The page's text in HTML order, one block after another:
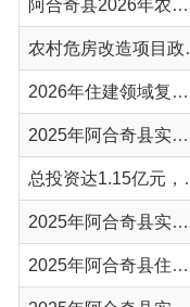
2025年阿合奇县实施自治区地震重点危险区农村住房抗震防灾工程建设进度10月
总投资达1.15亿元，劳保局棚户区改造项目正式启动
2025年阿合奇县实施自治区地震重点危险区农村住房抗震防灾工程建设进度
2025年阿合奇县住建局惠民惠农财政补贴政策清单
地震灾后家园重塑，居民生活迈向新起点
阿合奇县农村住房灾后重建户中符合享受抗震改造政策人员名单
阿合奇县农村房屋灾后恢复重建进展情况